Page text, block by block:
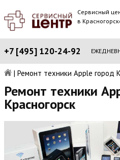
Сервисный
в
+7 [495] 120-24-92
| Ремонт техники Apple город
Ремонт техники
Красногорск